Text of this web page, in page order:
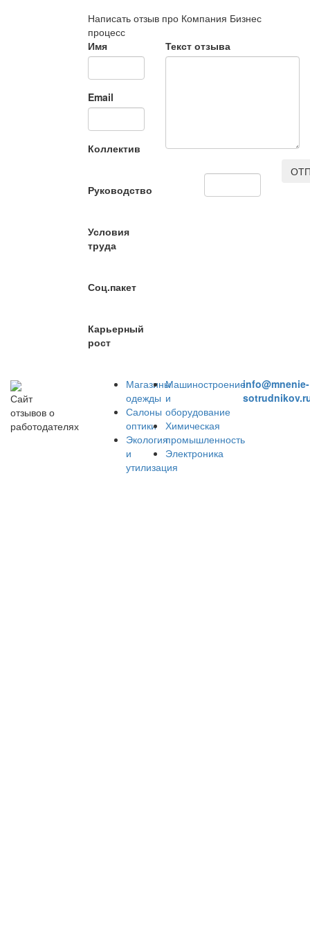
Написать отзыв про Компания Бизнес
процесс
Имя
Email
Коллектив
Руководство
Условия
труда
Соц.пакет
Карьерный
рост
Текст отзыва
Сайт
отзывов о
работодателях
Магазины
одежды
Салоны
оптики
Экология
и
утилизация
Машиностроение
и
оборудование
Химическая
промышленность
Электроника
info@mnenie-